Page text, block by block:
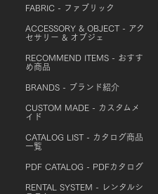
FABRIC - ファブリック
ACCESSORY & OBJECT - アク
セサリー & オブジェ
RECOMMEND ITEMS - おすす
め商品
BRANDS - ブランド紹介
CUSTOM MADE - カスタムメ
イド
CATALOG LIST - カタログ商品
一覧
PDF CATALOG - PDFカタログ
RENTAL SYSTEM - レンタルシ